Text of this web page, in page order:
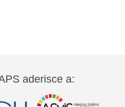
aderisce a: